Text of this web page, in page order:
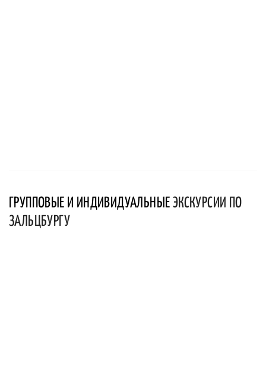
ГРУППОВЫЕ И ИНДИВИДУАЛЬНЫЕ ЭКСКУРСИИ ПО
ЗАЛЬЦБУРГУ